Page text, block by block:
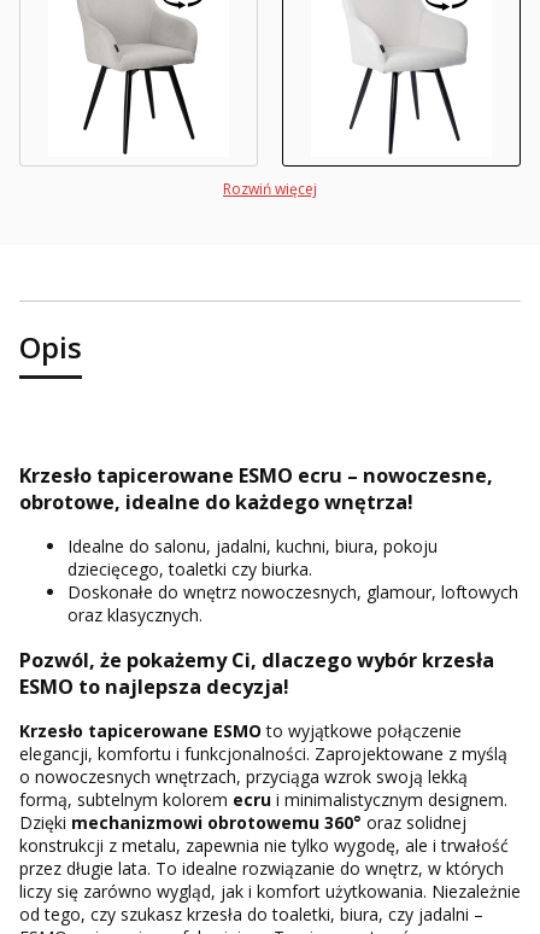
Rozwiń więcej
Opis
Krzesło tapicerowane ESMO ecru – nowoczesne,
obrotowe, idealne do każdego wnętrza!
Idealne do salonu, jadalni, kuchni, biura, pokoju
dziecięcego, toaletki czy biurka.
Doskonałe do wnętrz nowoczesnych, glamour, loftowych
oraz klasycznych.
Pozwól, że pokażemy Ci, dlaczego wybór krzesła
ESMO to najlepsza decyzja!
Krzesło tapicerowane ESMO to wyjątkowe połączenie
elegancji, komfortu i funkcjonalności. Zaprojektowane z myślą
o nowoczesnych wnętrzach, przyciąga wzrok swoją lekką
formą, subtelnym kolorem ecru i minimalistycznym designem.
Dzięki mechanizmowi obrotowemu 360° oraz solidnej
konstrukcji z metalu, zapewnia nie tylko wygodę, ale i trwałość
przez długie lata. To idealne rozwiązanie do wnętrz, w których
liczy się zarówno wygląd, jak i komfort użytkowania. Niezależnie
od tego, czy szukasz krzesła do toaletki, biura, czy jadalni –